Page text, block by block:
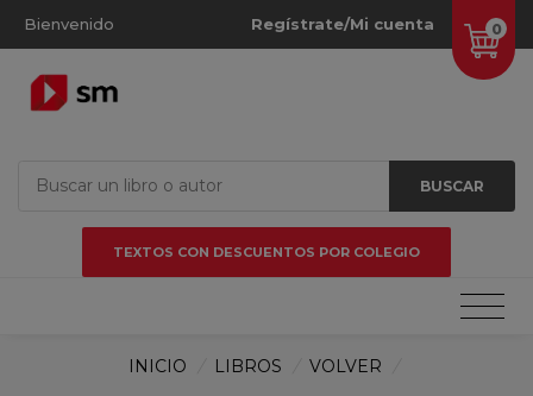
Bienvenido 0
Regístrate/Mi cuenta
BUSCAR
TEXTOS CON DESCUENTOS POR COLEGIO
INICIO LIBROS VOLVER